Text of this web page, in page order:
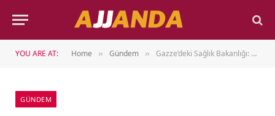
YOU ARE AT: Home » Gündem » Gazze’deki Sağlık Bakanlığı: Kuzey ve Gazze kentindeki hastaneler çöktü
GÜNDEM